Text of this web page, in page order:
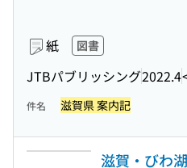
紙 図書
JTBパブリッシング2022.4
件名 滋賀県 案内記
滋賀・びわ